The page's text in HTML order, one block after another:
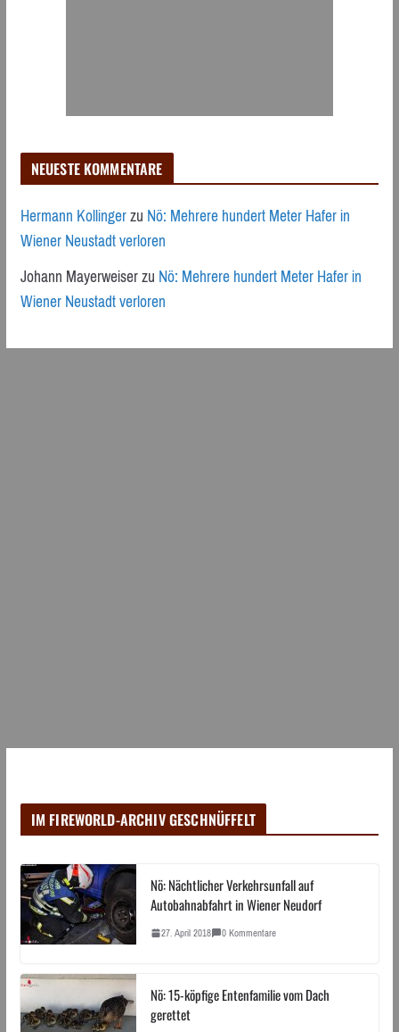
NEUESTE KOMMENTARE
Hermann KollingerzuNö: Mehrere hundert Meter Hafer in
Wiener Neustadt verloren
Johann MayerweiserzuNö: Mehrere hundert Meter Hafer in
Wiener Neustadt verloren
IM FIREWORLD-ARCHIV GESCHNÜFFELT
Nö: Nächtlicher Verkehrsunfall auf
Autobahnabfahrt in Wiener Neudorf
27. April 2018 0 Kommentare
Nö: 15-köpfige Entenfamilie vom Dach
gerettet